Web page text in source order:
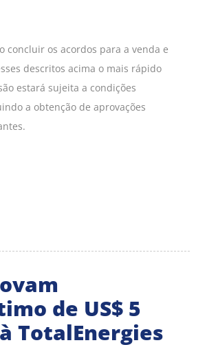
concluir os acordos para a venda e
descritos acima o mais rápido
estará sujeita a condições
a obtenção de aprovações
de US$ 5
TotalEnergies